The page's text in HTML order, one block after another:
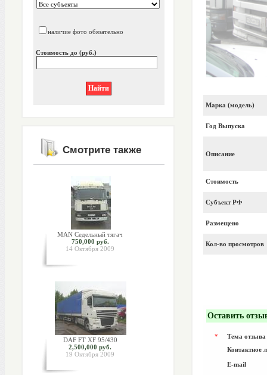
наличие фото обязательно
Стоимость до (руб.)
Смотрите также
MAN Седельный тягач
750,000 руб.
14 Октября 2009
DAF FT XF 95/430
2,500,000 руб.
19 Октября 2009
Марка (модель)
Год Выпуска
Описание
Стоимость
Субъект РФ
Размещено
Кол-во просмотров
Оставить
*
Тема отзыва
Контактное
E-mail